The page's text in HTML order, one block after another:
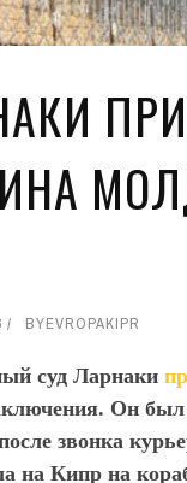
BYEVROPAKIPR
суд Ларнаки
Он был
звонка
на Кипр на